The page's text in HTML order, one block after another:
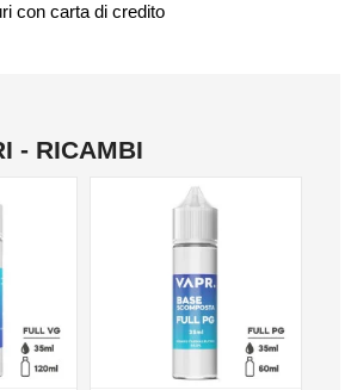
con carta di credito
- RICAMBI